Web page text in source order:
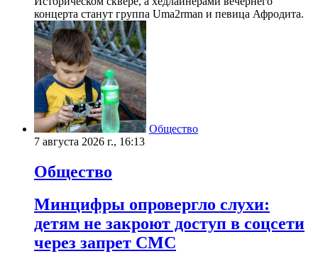
концерта станут группа Uma2rman и певица Афродита.
Общество
7 августа 2026 г., 16:13
Общество
Минцифры опровергло слухи:
детям не закроют доступ в соцсети
через запрет СМС